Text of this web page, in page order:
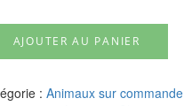
AJOUTER AU PANIER
: Animaux sur commande